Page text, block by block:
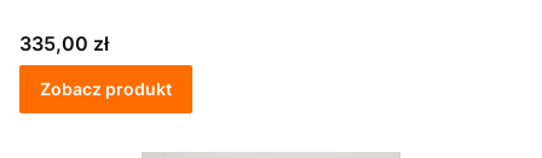
Cena
335,00 zł
Zobacz produkt